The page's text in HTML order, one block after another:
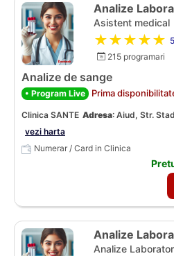
Analize
Asistent medical
★★★★★
215 programari
Analize de sange
• Program Live Prima
Clinica SANTE Adresa: Aiud, Str.
vezi harta
Numerar / Card in Clinica
Analize
Analize Laborator